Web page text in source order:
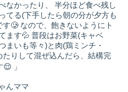
なかったり、 半分ほど食べ残し
てる(下手したら朝の分が夕方も
🥲 なので、飽きないようにト
ます💦 普段はお野菜(キャベ
まいも等々)と肉(鶏ミンチ・
りして混ぜ込んだら、結構完
」
んママ